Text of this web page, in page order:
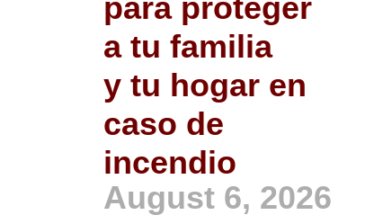
para proteger
a tu familia
y tu hogar en
caso de
incendio
August 6, 2026